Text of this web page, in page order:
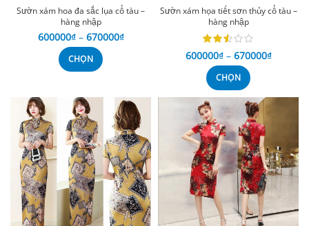
Sườn xám hoa đa sắc lụa cổ tàu –
hàng nhập
600000₫ – 670000₫
CHỌN
Sườn xám họa tiết sơn thủy cổ tàu –
hàng nhập
600000₫ – 670000₫
CHỌN